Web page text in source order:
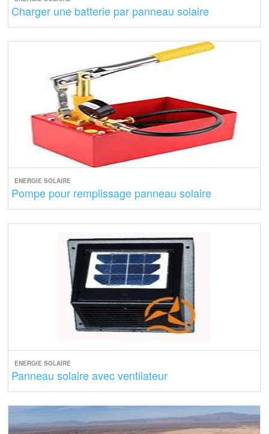
Charger une batterie par panneau solaire
ENERGIE SOLAIRE
Pompe pour remplissage panneau solaire
ENERGIE SOLAIRE
Panneau solaire avec ventilateur